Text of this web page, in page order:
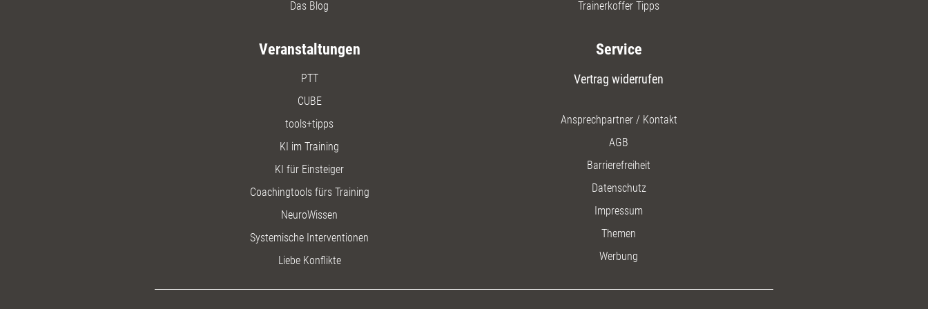
Das Blog
Trainerkoffer Tipps
Veranstaltungen
PTT
CUBE
tools+tipps
KI im Training
KI für Einsteiger
Coachingtools fürs Training
NeuroWissen
Systemische Interventionen
Liebe Konflikte
Service
Vertrag widerrufen
Ansprechpartner / Kontakt
AGB
Barrierefreiheit
Datenschutz
Impressum
Themen
Werbung